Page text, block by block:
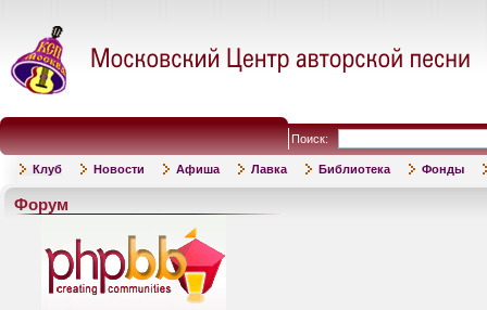
Поиск:
Клуб Новости Афиша Лавка Библиотека Фонды
Форум